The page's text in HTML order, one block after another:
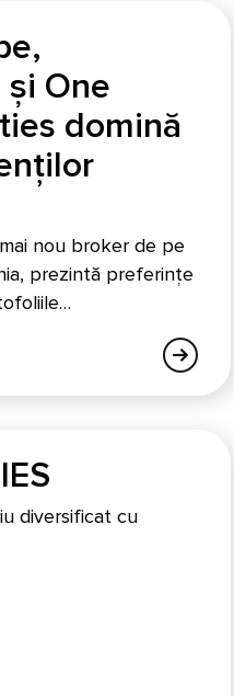
One
domină
nou broker de pe
prezintă preferințe
diversificat cu